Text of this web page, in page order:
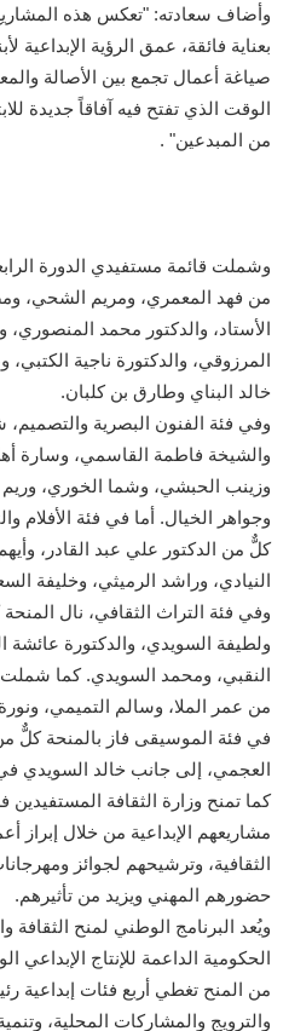
وأضاف سعادته: "تعكس هذه المشاريع
بعناية فائقة، عمق الرؤية الإبداعية
صياغة أعمال تجمع بين الأصالة
الوقت الذي تفتح فيه آفاقاً جديدة
من المبدعين" .
وشملت قائمة مستفيدي الدورة
من فهد المعمري، ومريم الشحي،
الأستاد، والدكتور محمد المنصوري،
المرزوقي، والدكتورة ناجية الكتبي،
خالد البناي وطارق بن كلبان.
وفي فئة الفنون البصرية
والشيخة فاطمة القاسمي، وسارة
وزينب الحبشي، وشما الخوري، وريم
وجواهر الخيال. أما في فئة الأفلام
كلٌّ من الدكتور علي عبد القادر،
النيادي، وراشد الرميثي، وخليفة
وفي فئة التراث الثقافي، نال
ولطيفة السويدي، والدكتورة
النقبي، ومحمد السويدي. كما شملت
من عمر الملا، وسالم التميمي،
في فئة الموسيقى فاز بالمنحة كلٌّ
العجمي، إلى جانب خالد السويدي في
كما تمنح وزارة الثقافة
مشاريعهم الإبداعية من خلال إبراز
الثقافية، وترشيحهم لجوائز
حضورهم المهني ويزيد من تأثيرهم.
ويُعد البرنامج الوطني لمنح الثقافة
الحكومية الداعمة للإنتاج الإبداعي
من المنح تغطي أربع فئات إبداعية
والترويج والمشاركات المحلية،